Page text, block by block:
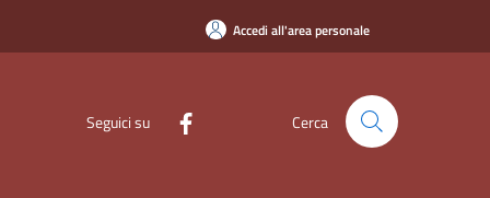
Accedi all'area personale
Seguici su Cerca